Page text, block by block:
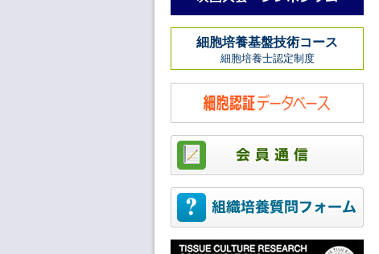
細胞培養基盤技術コース
細胞培養士認定制度